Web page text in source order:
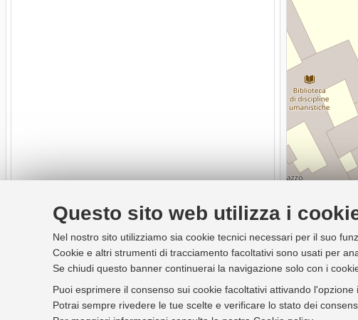
Questo sito web utilizza i
Nel nostro sito utilizziamo sia cookie tecnici necessari per il suo
Cookie e altri strumenti di tracciamento facoltativi sono usati per
Se chiudi questo banner continuerai la navigazione solo con i
Puoi esprimere il consenso sui cookie facoltativi attivando
Potrai sempre rivedere le tue scelte e verificare lo stato dei